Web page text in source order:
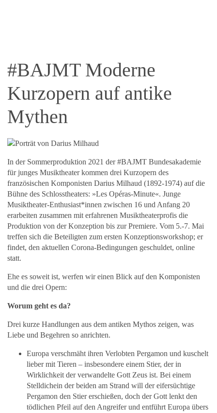
#BAJMT Moderne
Kurzopern auf antike
Mythen
In der Sommerproduktion 2021 der #BAJMT Bundesakademie
für junges Musiktheater kommen drei Kurzopern des
französischen Komponisten Darius Milhaud (1892-1974) auf die
Bühne des Schlosstheaters: »Les Opéras-Minute«. Junge
Musiktheater-Enthusiast*innen zwischen 16 und Anfang 20
erarbeiten zusammen mit erfahrenen Musiktheaterprofis die
Produktion von der Konzeption bis zur Premiere. Vom 5.-7. Mai
treffen sich die Beteiligten zum ersten Konzeptionsworkshop; er
findet, den aktuellen Corona-Bedingungen geschuldet, online
statt.
Ehe es soweit ist, werfen wir einen Blick auf den Komponisten
und die drei Opern:
Worum geht es da?
Drei kurze Handlungen aus dem antiken Mythos zeigen, was
Liebe und Begehren so anrichten.
Europa verschmäht ihren Verlobten Pergamon und kuschelt
lieber mit Tieren – insbesondere einem Stier, der in
Wirklichkeit der verwandelte Gott Zeus ist. Bei einem
Stelldichein der beiden am Strand will der eifersüchtige
Pergamon den Stier erschießen, doch der Gott lenkt den
tödlichen Pfeil auf den Angreifer und entführt Europa übers